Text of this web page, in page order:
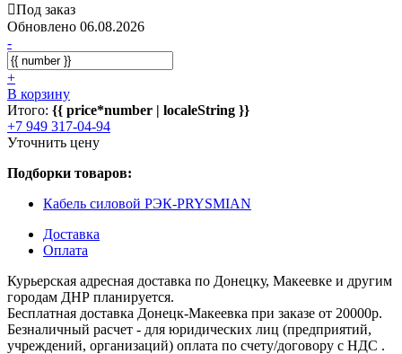
Под заказ
Обновлено 06.08.2026
-
+
В корзину
Итого: {{ price*number | localeString }}
+7 949 317-04-94
Уточнить цену
Подборки товаров:
Кабель силовой РЭК-PRYSMIAN
Доставка
Оплата
Курьерская адресная доставка по Донецку, Макеевке и другим
городам ДНР планируется.
Бесплатная доставка Донецк-Макеевка при заказе от 20000р.
Безналичный расчет - для юридических лиц (предприятий,
учреждений, организаций) оплата по счету/договору с НДС .